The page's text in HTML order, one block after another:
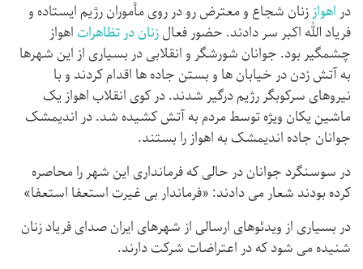
دراهواززنان شجاع و معترض رو در روی مأموران رژیم ایستاده و
فریاد الله اکبر سر دادند. حضور فعالزنان در تظاهراتاهواز
چشمگیر بود. جوانان شورشگر و انقلابی در بسیاری از این شهرها
به آتش زدن در خیابان ها و بستن جاده ها اقدام کردند و با
نیروهای سرکوبگر رژیم درگیر شدند. در کوی انقلاب اهواز یک
ماشین یکان ویژه توسط مردم به آتش کشیده شد. در اندیمشک
جوانان جاده اندیمشک به اهواز را بستند.
در سوسنگرد جوانان در حالی که فرمانداری این شهر را محاصره
کرده بودند شعار می دادند: «فرماندار بی غیرت استعفا استعفا»
در بسیاری از ویدئوهای ارسالی از شهرهای ایران صدای فریاد زنان
شنیده می شود که در اعتراضات شرکت دارند.